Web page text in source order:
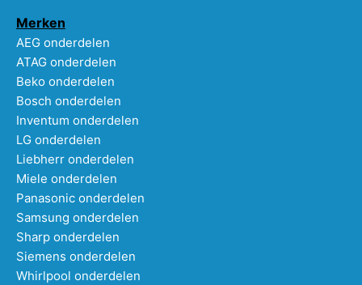
Merken
AEG onderdelen
ATAG onderdelen
Beko onderdelen
Bosch onderdelen
Inventum onderdelen
LG onderdelen
Liebherr onderdelen
Miele onderdelen
Panasonic onderdelen
Samsung onderdelen
Sharp onderdelen
Siemens onderdelen
Whirlpool onderdelen